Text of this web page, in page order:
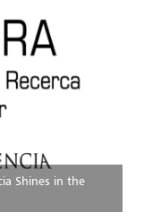
Shines in the